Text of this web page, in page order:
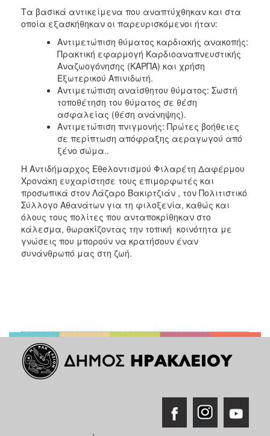
Τα βασικά αντικείμενα που αναπτύχθηκαν και στα
οποία εξασκήθηκαν οι παρευρισκόμενοι ήταν:
Αντιμετώπιση θύματος καρδιακής ανακοπής:
Πρακτική εφαρμογή Καρδιοαναπνευστικής
Αναζωογόνησης (ΚΑΡΠΑ) και χρήση
Εξωτερικού Απινιδωτή.
Αντιμετώπιση αναίσθητου θύματος: Σωστή
τοποθέτηση του θύματος σε θέση
ασφαλείας (θέση ανάνηψης).
Αντιμετώπιση πνιγμονής: Πρώτες βοήθειες
σε περίπτωση απόφραξης αεραγωγού από
ξένο σώμα..
Η Αντιδήμαρχος Εθeλοντισμού Φιλαρέτη Δαφέρμου
Χρονάκη ευχαρίστησε τους επιμορφωτές και
προσωπικά στον Λάζαρο Βακιρτζιάν , τον Πολιτιστικό
Σύλλογο Αθανάτων για τη φιλοξενία, καθώς και
όλους τους πολίτες που ανταποκρίθηκαν στο
κάλεσμα, θωρακίζοντας την τοπική κοινότητα με
γνώσεις που μπορούν να κρατήσουν έναν
συνάνθρωπό μας στη ζωή.